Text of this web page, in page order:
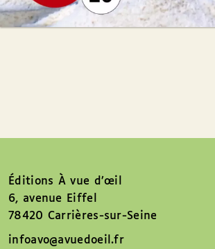
Éditions À vue d’œil
6, avenue Eiffel
78420 Carrières-sur-Seine
infoavo@avuedoeil.fr